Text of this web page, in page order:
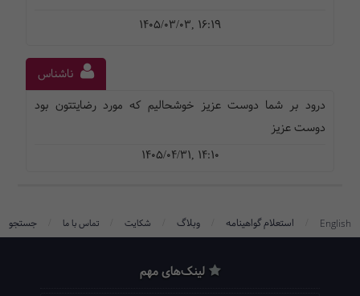
1405/03/03, 16:19
ناشناس
درود بر شما دوست عزیز خوشحالیم که مورد رضایتتون بود
دوست عزیز
1405/04/31, 14:10
English استعلام گواهینامه وبلاگ شکایت تماس با ما جستجو
لینک‌های مهم